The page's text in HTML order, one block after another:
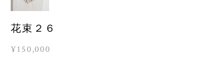
花束２６
¥150,000